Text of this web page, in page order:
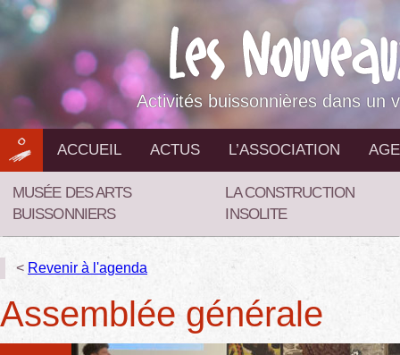
Aller
au
contenu
Activités buissonnières dans un
ACCUEIL ACTUS L’ASSOCIATION
MUSÉE DES ARTS
BUISSONNIERS
LA CONSTRUCTION
INSOLITE
< Revenir à l'agenda
Assemblée générale